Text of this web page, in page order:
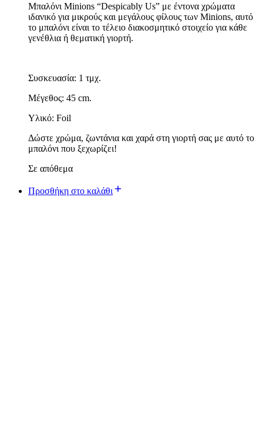
Μπαλόνι Minions “Despicably Us” με έντονα χρώματα
ιδανικό για μικρούς και μεγάλους φίλους των Minions, αυτό
το μπαλόνι είναι το τέλειο διακοσμητικό στοιχείο για κάθε
γενέθλια ή θεματική γιορτή.
Συσκευασία: 1 τμχ.
Μέγεθος: 45 cm.
Υλικό: Foil
Δώστε χρώμα, ζωντάνια και χαρά στη γιορτή σας με αυτό το
μπαλόνι που ξεχωρίζει!
Σε απόθεμα
Προσθήκη στο καλάθι